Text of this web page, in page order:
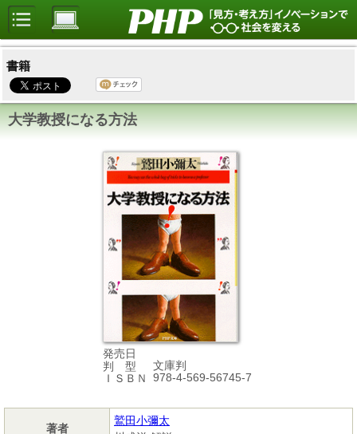
書籍
大学教授になる方法
発売日
判 型
文庫判
ＩＳＢＮ
978-4-569-56745-7
著者
鷲田小彌太